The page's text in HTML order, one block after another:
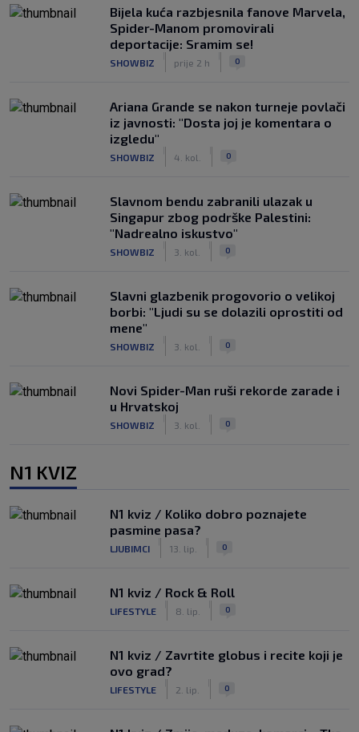
Bijela kuća razbjesnila fanove Marvela,
Spider-Manom promovirali
deportacije: Sramim se!
SHOWBIZ prije 2 h 0
Ariana Grande se nakon turneje povlači
iz javnosti: "Dosta joj je komentara o
izgledu"
SHOWBIZ 4. kol. 0
Slavnom bendu zabranili ulazak u
Singapur zbog podrške Palestini:
"Nadrealno iskustvo"
SHOWBIZ 3. kol. 0
Slavni glazbenik progovorio o velikoj
borbi: "Ljudi su se dolazili oprostiti od
mene"
SHOWBIZ 3. kol. 0
Novi Spider-Man ruši rekorde zarade i
u Hrvatskoj
SHOWBIZ 3. kol. 0
N1 KVIZ
N1 kviz / Koliko dobro poznajete
pasmine pasa?
LJUBIMCI 13. lip. 0
N1 kviz / Rock & Roll
LIFESTYLE 8. lip. 0
N1 kviz / Zavrtite globus i recite koji je
ovo grad?
LIFESTYLE 2. lip. 0